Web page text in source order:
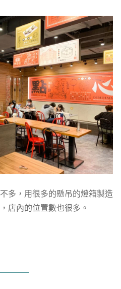
多，用很多的懸吊的燈箱製造
店內的位置數也很多。